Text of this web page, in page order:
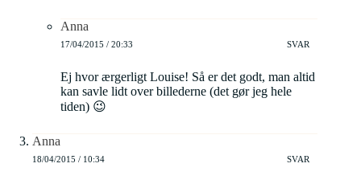
Anna
17/04/2015 / 20:33 SVAR
Ej hvor ærgerligt Louise! Så er det godt, man altid
kan savle lidt over billederne (det gør jeg hele
tiden) 😉
Anna
18/04/2015 / 10:34 SVAR